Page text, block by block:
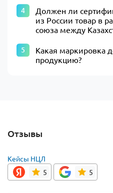
Должен ли
из России товар в
союза между
Какая маркировка
продукцию?
Отзывы
Кейсы НЦЛ
5
5